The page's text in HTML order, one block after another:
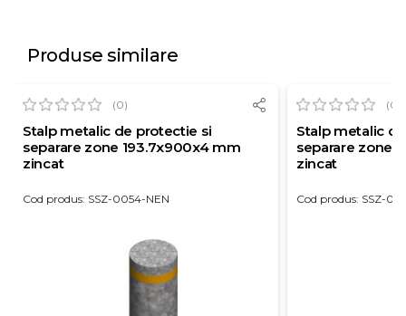
Produse similare
(0)
Stalp metalic de protectie si
separare zone 193.7x900x4 mm
zincat
Cod produs: SSZ-0054-NEN
(0)
Stalp metalic
separare zone
zincat
Cod produs: SSZ-